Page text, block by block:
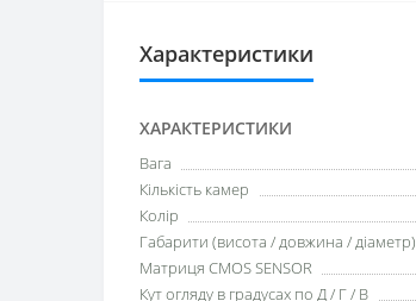
Характеристики
ХАРАКТЕРИСТИКИ
Вага
Кількість камер
Колір
Габарити (висота / довжина / діаметр)
Матриця CMOS SENSOR
Кут огляду в градусах по Д / Г / В